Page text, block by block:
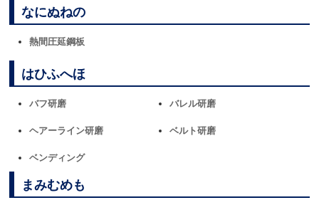
なにぬねの
熱間圧延鋼板
はひふへほ
バフ研磨 バレル研磨
ヘアーライン研磨 ベルト研磨
ベンディング
まみむめも